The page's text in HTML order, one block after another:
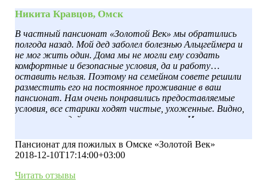
Никита Кравцов, Омск
В частный пансионат «Золотой Век» мы обратились
полгода назад. Мой дед заболел болезнью Альцгеймера и
не мог жить один. Дома мы не могли ему создать
комфортные и безопасные условия, да и работу
оставить нельзя. Поэтому на семейном совете решили
разместить его на постоянное проживание в ваш
пансионат. Нам очень понравились предоставляемые
условия, все старики ходят чистые, ухоженные. Видно,
что за ними действительно ухаживают. И уже через
самочувствии деда, он обрёл новых друзей и любимое
увлечение. Спасибо вам за добросовестный труд.
Пансионат для пожилых в Омске «Золотой Век»
2018-12-10T17:14:00+03:00
Читать отзывы